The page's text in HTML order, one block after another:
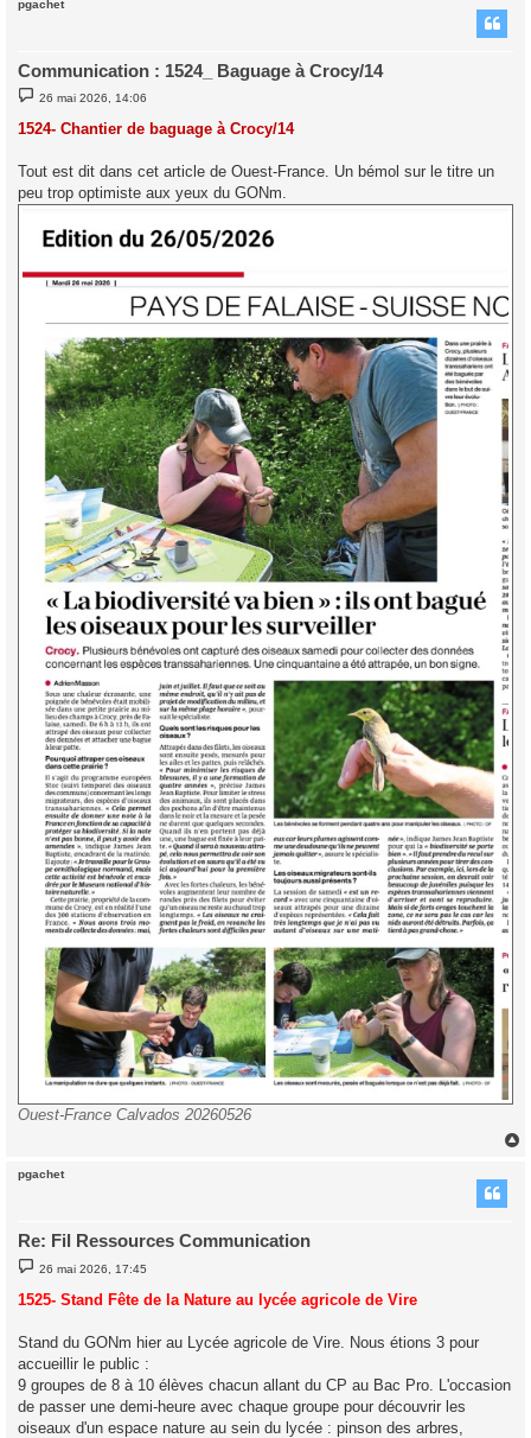
pgachet
Communication : 1524_ Baguage à Crocy/14
M
s
s
e
26 mai 2026, 14:06
1524- Chantier de baguage à Crocy/14
Tout est dit dans cet article de Ouest-France. Un bémol sur le titre un
peu trop optimiste aux yeux du GONm.
Ouest-France Calvados 20260526
pgachet
Re: Fil Ressources Communication
M
e
s
s
e
26 mai 2026, 17:45
1525- Stand Fête de la Nature au lycée agricole de Vire
Stand du GONm hier au Lycée agricole de Vire. Nous étions 3 pour
accueillir le public :
9 groupes de 8 à 10 élèves chacun allant du CP au Bac Pro. L'occasion
de passer une demi-heure avec chaque groupe pour découvrir les
oiseaux d'un espace nature au sein du lycée : pinson des arbres,